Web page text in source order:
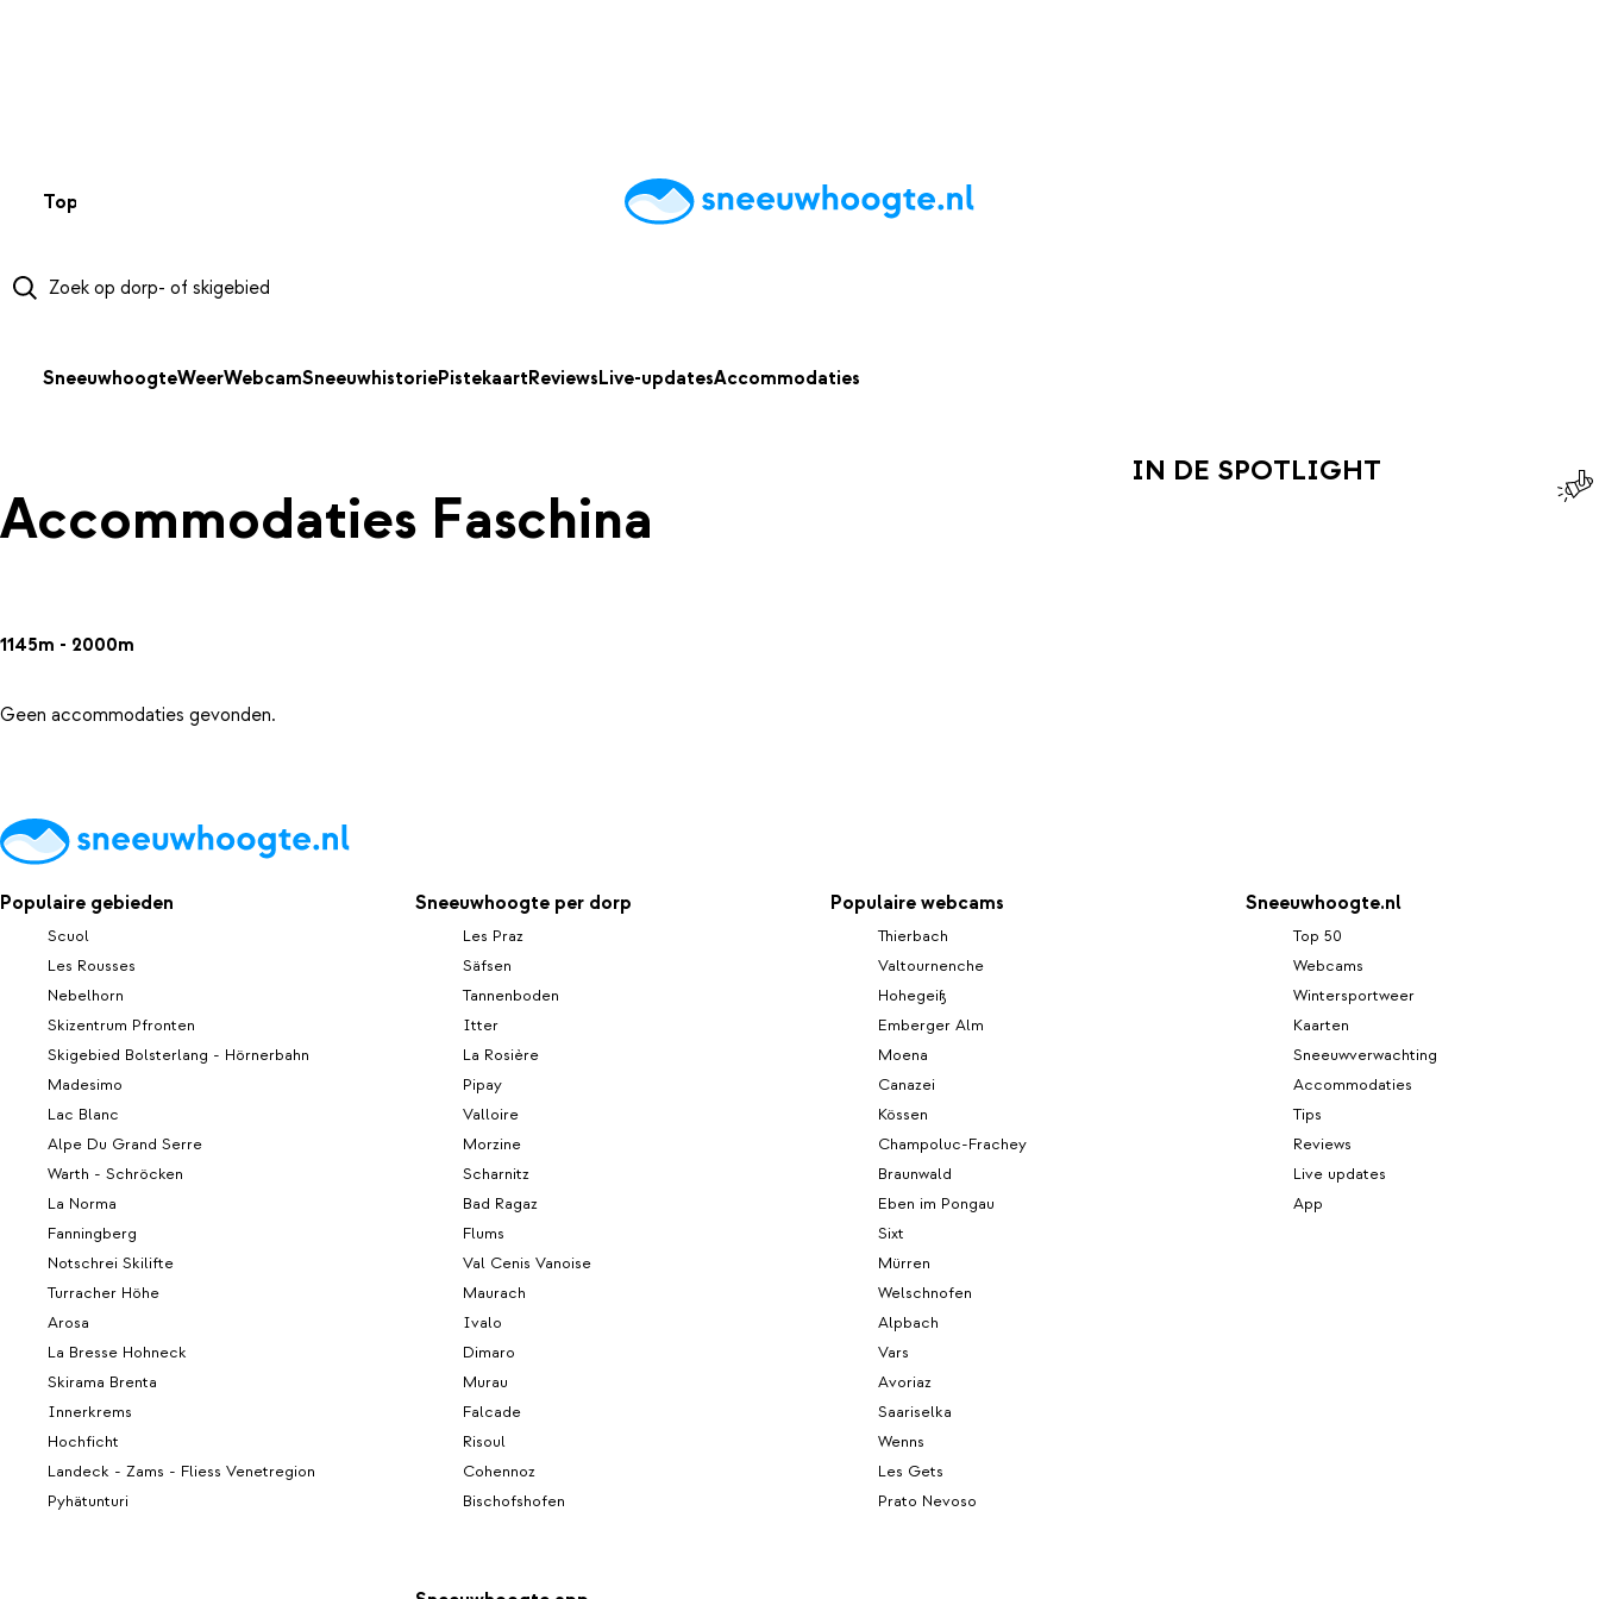
Top 50 AccommodatiesTipsReviewsLive updatesApp
SneeuwhoogteWeerWebcamSneeuwhistoriePistekaartReviewsLive-updatesAccommodaties
Accommodaties Faschina
1145m - 2000m
Geen accommodaties gevonden.
IN DE SPOTLIGHT
Populaire gebieden
Scuol
Les Rousses
Nebelhorn
Skizentrum Pfronten
Skigebied Bolsterlang - Hörnerbahn
Madesimo
Lac Blanc
Alpe Du Grand Serre
Warth - Schröcken
La Norma
Fanningberg
Notschrei Skilifte
Turracher Höhe
Arosa
La Bresse Hohneck
Skirama Brenta
Innerkrems
Hochficht
Landeck - Zams - Fliess Venetregion
Pyhätunturi
Sneeuwhoogte per dorp
Les Praz
Säfsen
Tannenboden
Itter
La Rosière
Pipay
Valloire
Morzine
Scharnitz
Bad Ragaz
Flums
Val Cenis Vanoise
Maurach
Ivalo
Dimaro
Murau
Falcade
Risoul
Cohennoz
Bischofshofen
Populaire webcams
Thierbach
Valtournenche
Hohegeiß
Emberger Alm
Moena
Canazei
Kössen
Champoluc-Frachey
Braunwald
Eben im Pongau
Sixt
Mürren
Welschnofen
Alpbach
Vars
Avoriaz
Saariselka
Wenns
Les Gets
Prato Nevoso
Sneeuwhoogte.nl
Top 50
Webcams
Wintersportweer
Kaarten
Sneeuwverwachting
Accommodaties
Tips
Reviews
Live updates
App